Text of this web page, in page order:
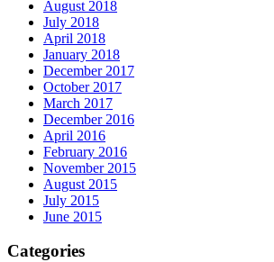
August 2018
July 2018
April 2018
January 2018
December 2017
October 2017
March 2017
December 2016
April 2016
February 2016
November 2015
August 2015
July 2015
June 2015
Categories